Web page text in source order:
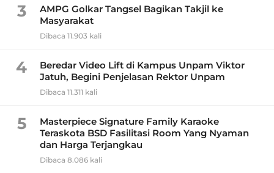
3
AMPG Golkar Tangsel Bagikan Takjil ke
Masyarakat
Dibaca 11.903 kali
4
Beredar Video Lift di Kampus Unpam Viktor
Jatuh, Begini Penjelasan Rektor Unpam
Dibaca 11.311 kali
5
Masterpiece Signature Family Karaoke
Teraskota BSD Fasilitasi Room Yang Nyaman
dan Harga Terjangkau
Dibaca 8.086 kali